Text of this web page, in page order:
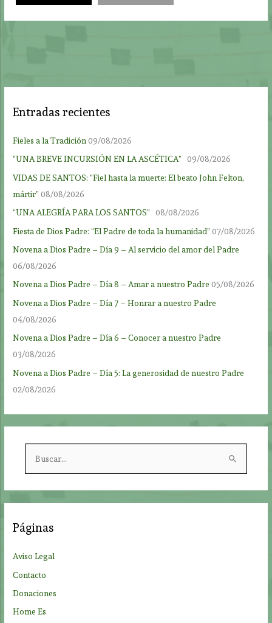
Entradas recientes
Fieles a la Tradición 09/08/2026
“UNA BREVE INCURSIÓN EN LA ASCÉTICA”
09/08/2026
VIDAS DE SANTOS: “Fiel hasta la muerte: El beato John Felton,
mártir” 08/08/2026
“UNA ALEGRÍA PARA LOS SANTOS”
08/08/2026
Fiesta de Dios Padre: “El Padre de toda la humanidad” 07/08/2026
Novena a Dios Padre – Día 9 – Al servicio del amor del Padre
06/08/2026
Novena a Dios Padre – Día 8 – Amar a nuestro Padre 05/08/2026
Novena a Dios Padre – Día 7 – Honrar a nuestro Padre
04/08/2026
Novena a Dios Padre – Día 6 – Conocer a nuestro Padre
03/08/2026
Novena a Dios Padre – Día 5: La generosidad de nuestro Padre
02/08/2026
r
:
Páginas
Aviso Legal
Contacto
Donaciones
Home Es